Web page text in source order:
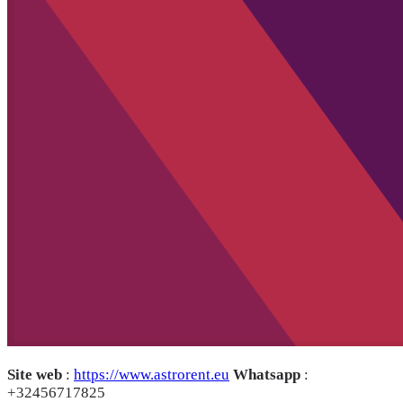
Site web : https://www.astrorent.eu Whatsapp :
+32456717825